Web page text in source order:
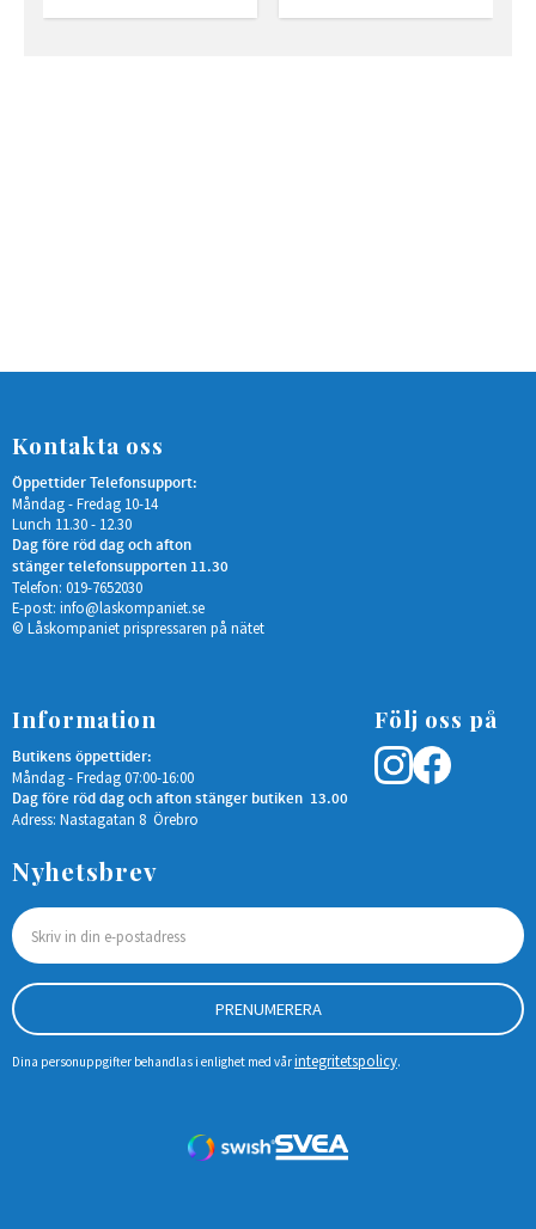
Kontakta oss
Öppettider Telefonsupport:
Måndag - Fredag 10-14
Lunch 11.30 - 12.30
Dag före röd dag och afton
stänger telefonsupporten 11.30
Telefon: 019-7652030
E-post: info@laskompaniet.se
© Låskompaniet prispressaren på nätet
Information
Butikens öppettider:
Måndag - Fredag 07:00-16:00
Dag före röd dag och afton stänger butiken 13.00
Adress: Nastagatan 8 Örebro
Följ oss på
Nyhetsbrev
PRENUMERERA
Dina personuppgifter behandlas i enlighet med vårintegritetspolicy.